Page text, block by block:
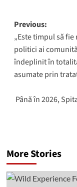
Post
Previous:
„Este timpul să
politici ai
îndeplinit în
asumate prin
Până în 2026,
More Stories